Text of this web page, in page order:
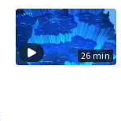
26 min